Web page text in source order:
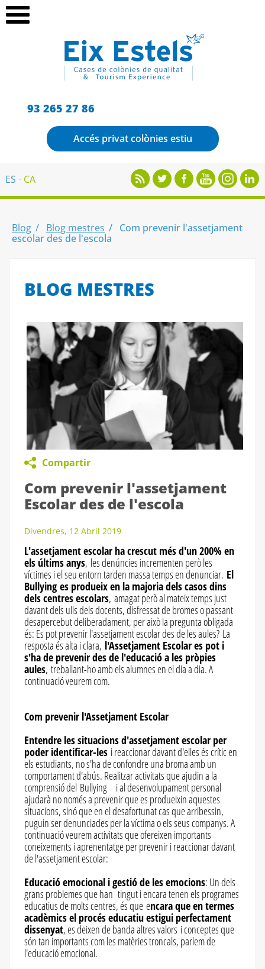
93 265 27 86
Accés privat colònies estiu
ES CA
Blog Blog mestres
Com prevenir l'assetjament
escolar des de l'escola
BLOG MESTRES
Compartir
Com prevenir l'assetjament
Escolar des de l'escola
Divendres, 12 Abril 2019
L'assetjament escolar ha crescut més d'un 200% en
els últims anys, les denúncies incrementen però les
víctimes i el seu entorn tarden massa temps en denunciar. El
Bullying es produeix en la majoria dels casos dins
dels centres escolars, amagat però al mateix temps just
davant dels ulls dels docents, disfressat de bromes o passant
desapercebut deliberadament, per això la pregunta obligada
és: Es pot prevenir l'assetjament escolar des de les aules? La
resposta és alta i clara, l'Assetjament Escolar es pot i
s'ha de prevenir des de l'educació a les pròpies
aules, treballant-ho amb els alumnes en el dia a dia. A
continuació veurem com.
Com prevenir l'Assetjament Escolar
Entendre les situacions d'assetjament escolar per
poder identificar-les i reaccionar davant d'elles és crític en
els estudiants, no s'ha de confondre una broma amb un
comportament d'abús. Realitzar activitats que ajudin a la
comprensió del Bullying i al desenvolupament personal
ajudarà no només a prevenir que es produeixin aquestes
situacions, sinó que en el desafortunat cas que arribessin,
puguin ser denunciades per la víctima o els seus companys. A
continuació veurem activitats que ofereixen importants
coneixements i aprenentatge per prevenir i reaccionar davant
de l'assetjament escolar:
Educació emocional i gestió de les emocions: Un dels
grans problemes que han tingut i encara tenen els programes
educatius de molts centres, és que encara que en termes
acadèmics el procés educatiu estigui perfectament
dissenyat, es deixen de banda altres valors i conceptes que
són tan importants com les matèries troncals, parlem de
l'educació emocional.